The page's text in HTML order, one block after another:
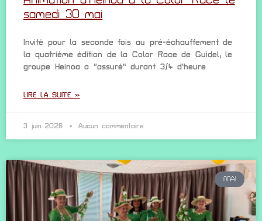
samedi 30 mai
Invité pour la seconde fois au pré-échauffement de
la quatrième édition de la Color Race de Guidel, le
groupe Heinoa a “assuré” durant 3/4 d’heure
LIRE LA SUITE »
3 juin 2026 Aucun commentaire
MAI